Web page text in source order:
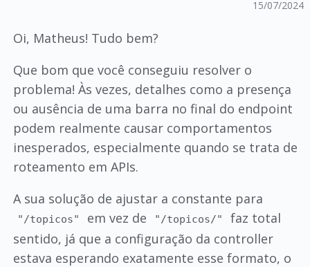
15/07/2024
Oi, Matheus! Tudo bem?
Que bom que você conseguiu resolver o
problema! Às vezes, detalhes como a presença
ou ausência de uma barra no final do endpoint
podem realmente causar comportamentos
inesperados, especialmente quando se trata de
roteamento em APIs.
A sua solução de ajustar a constante para
"/topicos" em vez de "/topicos/"
faz total
sentido, já que a configuração da controller
estava esperando exatamente esse formato, o